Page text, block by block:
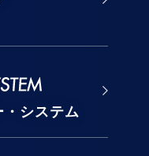
・システム